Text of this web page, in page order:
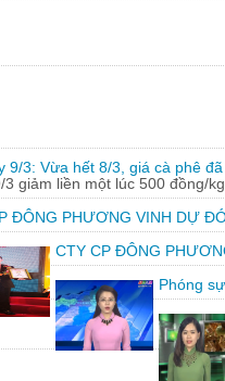
9/3: Vừa hết 8/3, giá cà phê
giảm liền một lúc 500 đồng/
ĐÔNG PHƯƠNG VINH DỰ
CTY CP ĐÔNG
Phóng